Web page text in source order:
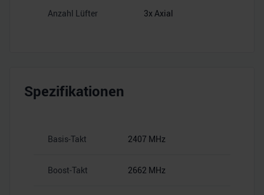
Anzahl Lüfter 3x Axial
Spezifikationen
Basis-Takt 2407 MHz
Boost-Takt 2662 MHz